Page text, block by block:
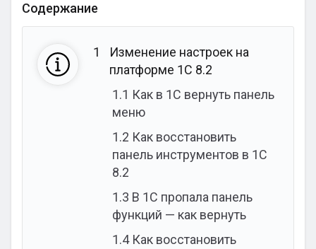
Содержание
1
Изменение настроек на
платформе 1С 8.2
1.1 Как в 1С вернуть панель
меню
1.2 Как восстановить
панель инструментов в 1С
8.2
1.3 В 1С пропала панель
функций — как вернуть
1.4Как восстановить